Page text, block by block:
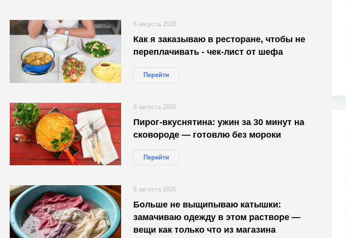
Как я заказываю в ресторане, чтобы не
переплачивать - чек-лист от шефа
Перейти
6 августа 2026
Пирог-вкуснятина: ужин за 30 минут на
сковороде — готовлю без мороки
Перейти
6 августа 2026
Больше не выщипываю катышки:
замачиваю одежду в этом растворе —
вещи как только что из магазина
6 августа 2026